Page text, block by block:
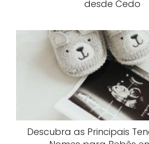
desde Cedo
Descubra as Principais